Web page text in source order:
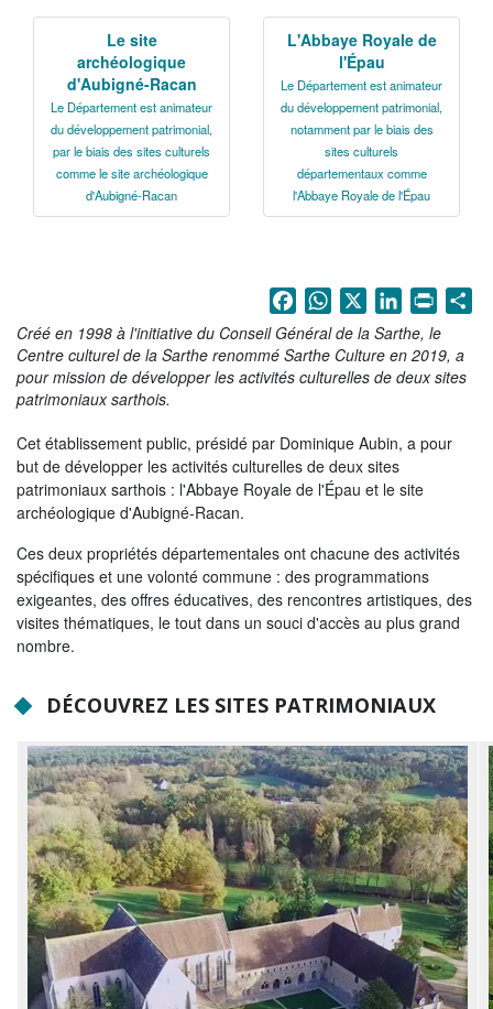
La Sarthe en vidéos
L'Abbaye Royale de l'Épau
Voix au Chapitre
Les expositions virtuelles
La Sarthe sur les réseaux
LE CONSEIL DÉPARTEMENTAL
Les 21 cantons de la Sarthe
Les conseillers départementaux
Les commissions
Les services
L'Assemblée départementale
Histoire des Départements
Priorités et grands projets 2026
2021-2025 : 4 ans d'actions !
Plan de relance: le Département, acteur
de la reprise!
Recrutement et emploi
Les services en ligne
Magazine La Sarthe
Contacter le Département
Le site
archéologique
d'Aubigné-Racan
Le Département est animateur
du développement patrimonial,
par le biais des sites culturels
comme le site archéologique
d'Aubigné-Racan
L'Abbaye Royale de
l'Épau
Le Département est animateur
du développement patrimonial,
notamment par le biais des
sites culturels
départementaux comme
l'Abbaye Royale de l'Épau
FacebookWhatsApp
X LinkedIn
Print
Créé en 1998 à l'initiative du Conseil Général de la Sarthe, le
Centre culturel de la Sarthe renommé Sarthe Culture en 2019, a
pour mission de développer les activités culturelles de deux sites
patrimoniaux sarthois.
Cet établissement public, présidé par Dominique Aubin, a pour
but de développer les activités culturelles de deux sites
patrimoniaux sarthois : l'Abbaye Royale de l'Épau et le site
archéologique d'Aubigné-Racan.
Ces deux propriétés départementales ont chacune des activités
spécifiques et une volonté commune : des programmations
exigeantes, des offres éducatives, des rencontres artistiques, des
visites thématiques, le tout dans un souci d'accès au plus grand
nombre.
DÉCOUVREZ LES SITES PATRIMONIAUX